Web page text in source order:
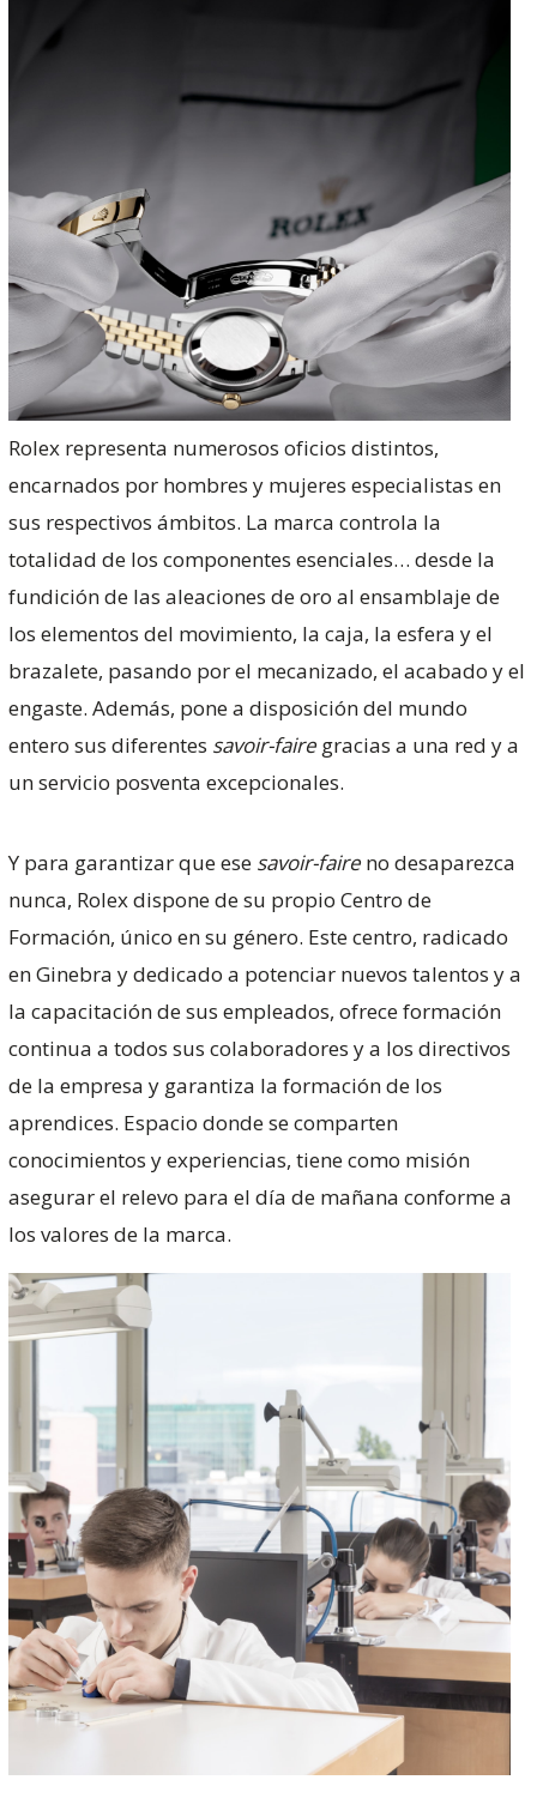
Rolex representa numerosos oficios distintos,
encarnados por hombres y mujeres especialistas en
sus respectivos ámbitos. La marca controla la
totalidad de los componentes esenciales… desde la
fundición de las aleaciones de oro al ensamblaje de
los elementos del movimiento, la caja, la esfera y el
brazalete, pasando por el mecanizado, el acabado y el
engaste. Además, pone a disposición del mundo
entero sus diferentes savoir-fairegracias a una red y a
un servicio posventa excepcionales.
Y para garantizar que ese savoir-faireno desaparezca
nunca, Rolex dispone de su propio Centro de
Formación, único en su género. Este centro, radicado
en Ginebra y dedicado a potenciar nuevos talentos y a
la capacitación de sus empleados, ofrece formación
continua a todos sus colaboradores y a los directivos
de la empresa y garantiza la formación de los
aprendices. Espacio donde se comparten
conocimientos y experiencias, tiene como misión
asegurar el relevo para el día de mañana conforme a
los valores de la marca.